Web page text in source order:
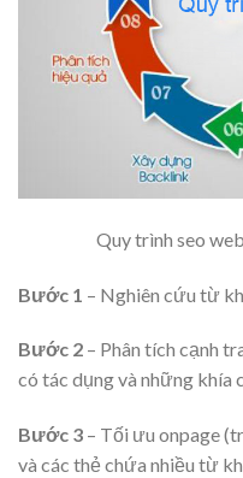
Quy trình seo
Bước 1 – Nghiên cứu từ
Bước 2 – Phân tích cạnh
có tác dụng và những khía
Bước 3 – Tối ưu onpage
và các thẻ chứa nhiều từ